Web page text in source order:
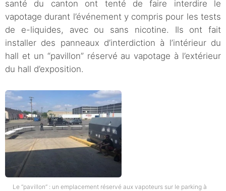
santé du canton ont tenté de faire interdire le
vapotage durant l’événement y compris pour les tests
de e-liquides, avec ou sans nicotine. Ils ont fait
installer des panneaux d’interdiction à l’intérieur du
hall et un “pavillon” réservé au vapotage à l’extérieur
du hall d’exposition.
Le “pavillon” : un emplacement réservé aux vapoteurs sur le parking à